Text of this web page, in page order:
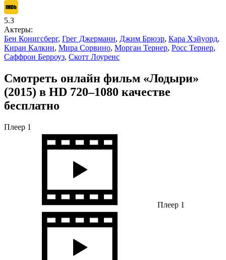
5.3
Актеры:
Бен Конигсберг, Грег Джерманн, Джим Брюэр, Кара Хэйуорд,
Киран Калкин, Мира Сорвино, Морган Тернер, Росс Тернер,
Саффрон Берроуз, Скотт Лоуренс
Смотреть онлайн фильм «Лодыри»
(2015) в HD 720–1080 качестве
бесплатно
Плеер 1
Плеер 1